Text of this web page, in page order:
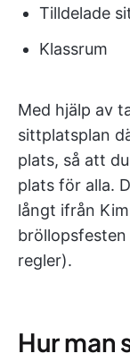
Tilldelade
Klassrum
Med hjälp av
sittplatsplan
plats, så att
plats för alla.
långt ifrån
regler).
Hur man